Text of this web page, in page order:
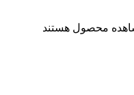
محصول هستند